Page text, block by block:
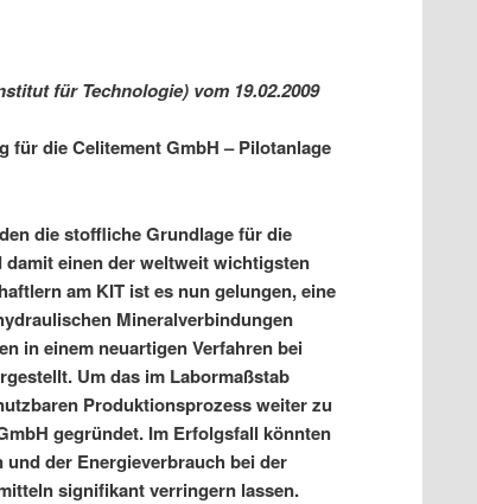
für Technologie) vom 19.02.2009
die Celitement GmbH – Pilotanlage
die stoffliche Grundlage für die
einen der weltweit wichtigsten
am KIT ist es nun gelungen, eine
Mineralverbindungen
in einem neuartigen Verfahren bei
Um das im Labormaßstab
Produktionsprozess weiter zu
gegründet. Im Erfolgsfall könnten
der Energieverbrauch bei der
signifikant verringern lassen.